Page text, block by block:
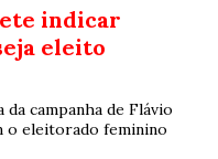
indicar
eleito
campanha de Flávio
o eleitorado feminino